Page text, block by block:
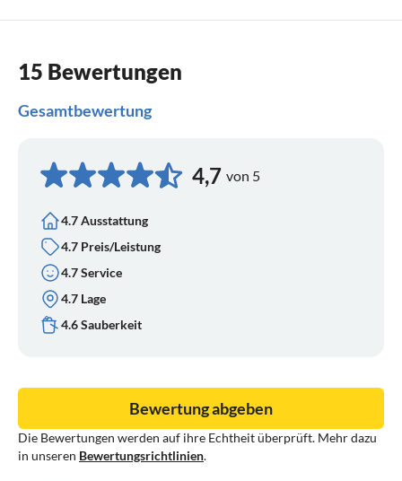
15 Bewertungen
Gesamtbewertung
4,7 von 5
4.7 Ausstattung
4.7 Preis/Leistung
4.7 Service
4.7 Lage
4.6 Sauberkeit
Die Bewertungen werden auf ihre Echtheit überprüft. Mehr dazu
in unseren Bewertungsrichtlinien.
Bewertung abgeben